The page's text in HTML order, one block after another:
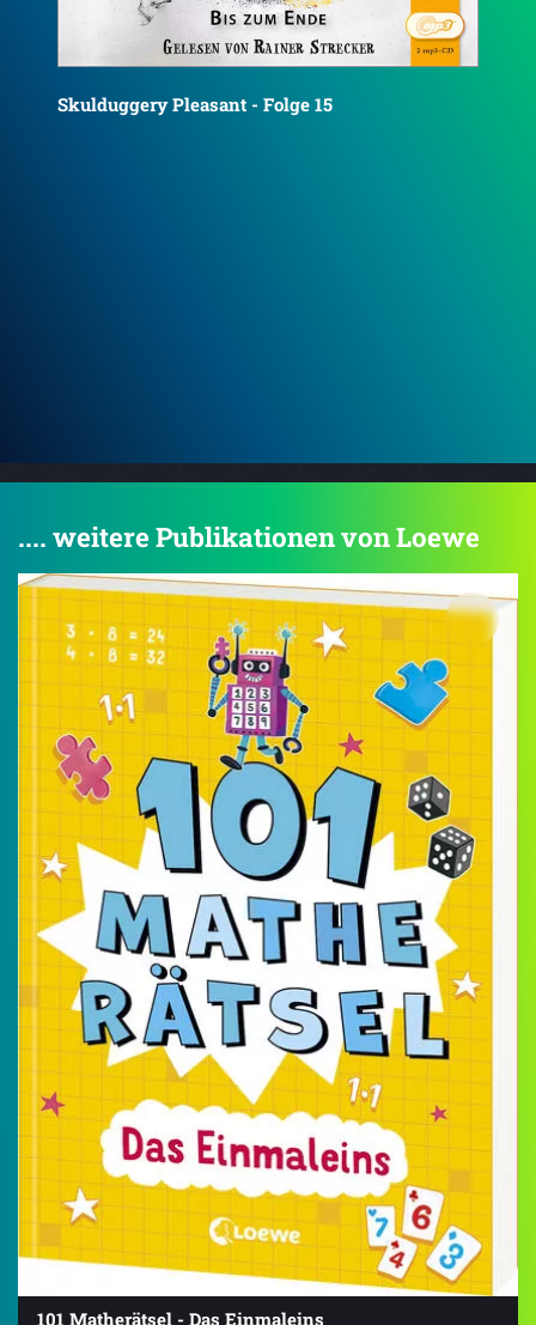
.... weitere Publikationen von Loewe
101 Matherätsel - Das Einmaleins